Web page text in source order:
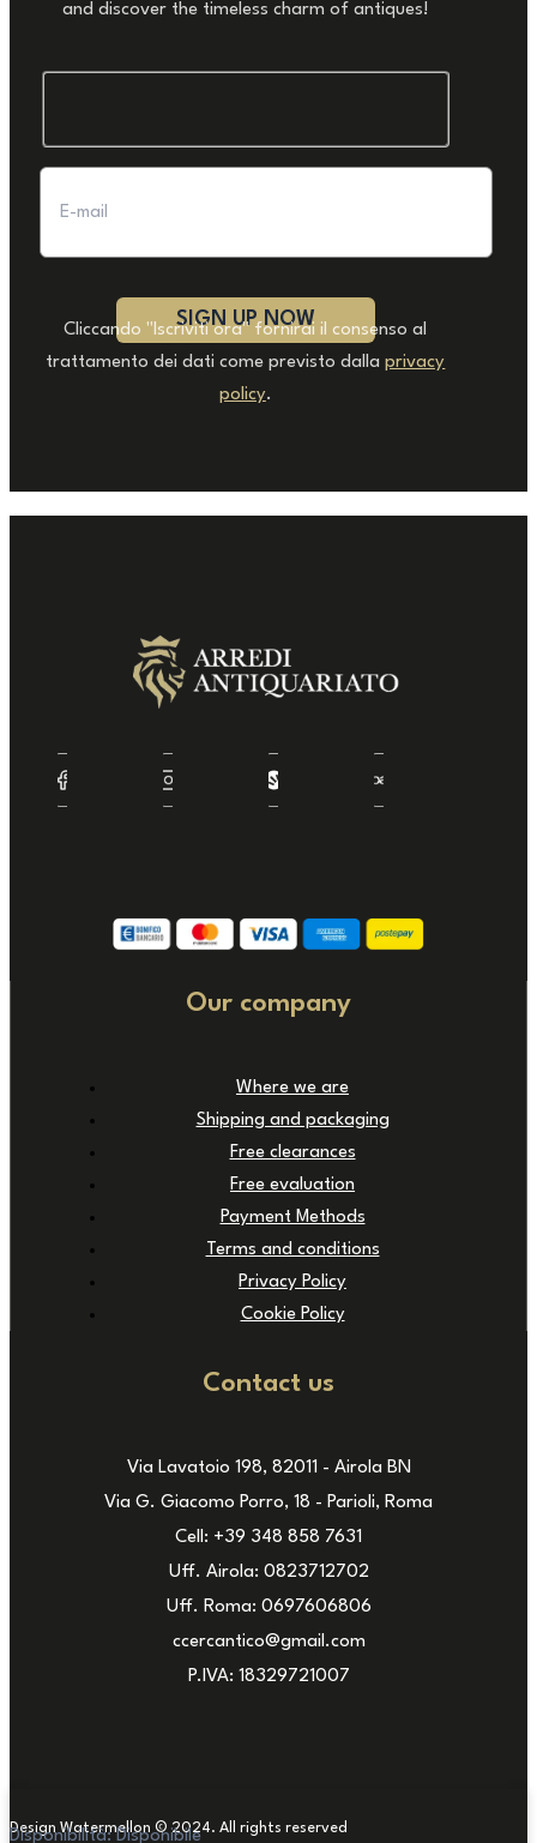
and discover the timeless charm of antiques!
Cliccando "Iscriviti ora" fornirai il consenso al
trattamento dei dati come previsto dallaprivacy
policy.
Our company
Where we are
Shipping and packaging
Free clearances
Free evaluation
Payment Methods
Terms and conditions
Privacy Policy
Cookie Policy
Contact us
Via Lavatoio 198, 82011 - Airola BN
Via G. Giacomo Porro, 18 - Parioli, Roma
Cell: +39 348 858 7631
Uff. Airola: 0823712702
Uff. Roma: 0697606806
ccercantico@gmail.com
P.IVA: 18329721007
Design Watermellon © 2024. All rights reserved
Disponibilità: Disponibile